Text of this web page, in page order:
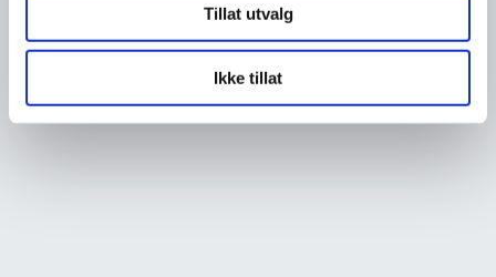
Tillat utvalg
Ikke tillat